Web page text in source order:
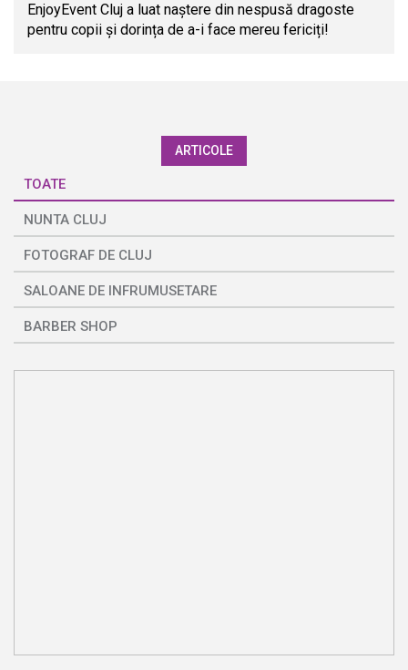
EnjoyEvent Cluj a luat naștere din nespusă dragoste
pentru copii și dorința de a-i face mereu fericiți!
ARTICOLE
TOATE
NUNTA CLUJ
FOTOGRAF DE CLUJ
SALOANE DE INFRUMUSETARE
BARBER SHOP